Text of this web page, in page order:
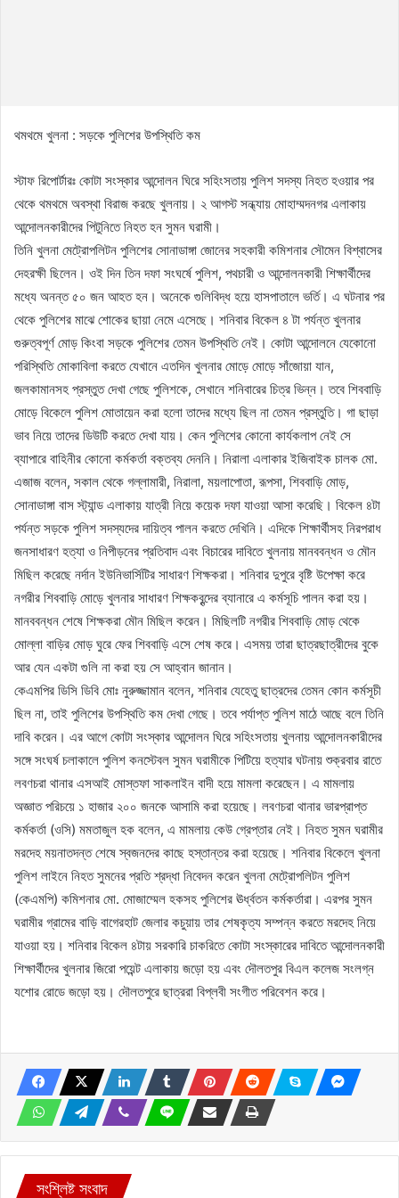
থমথমে খুলনা : সড়কে পুলিশের উপস্থিতি কম
স্টাফ রিপোর্টারঃ কোটা সংস্কার আন্দোলন ঘিরে সহিংসতায় পুলিশ সদস্য নিহত হওয়ার পর
থেকে থমথমে অবস্থা বিরাজ করছে খুলনায়। ২ আগস্ট সন্ধ্যায় মোহাম্মদনগর এলাকায়
আন্দোলনকারীদের পিটুনিতে নিহত হন সুমন ঘরামী।
তিনি খুলনা মেট্রোপলিটন পুলিশের সোনাডাঙ্গা জোনের সহকারী কমিশনার সৌমেন বিশ্বাসের
দেহরক্ষী ছিলেন। ওই দিন তিন দফা সংঘর্ষে পুলিশ, পথচারী ও আন্দোলনকারী শিক্ষার্থীদের
মধ্যে অনন্ত ৫০ জন আহত হন। অনেকে গুলিবিদ্ধ হয়ে হাসপাতালে ভর্তি। এ ঘটনার পর
থেকে পুলিশের মাঝে শোকের ছায়া নেমে এসেছে। শনিবার বিকেল ৪ টা পর্যন্ত খুলনার
গুরুত্বপূর্ণ মোড় কিংবা সড়কে পুলিশের তেমন উপস্থিতি নেই। কোটা আন্দোলনে যেকোনো
পরিস্থিতি মোকাবিলা করতে যেখানে এতদিন খুলনার মোড়ে মোড়ে সাঁজোয়া যান,
জলকামানসহ প্রস্তুত দেখা গেছে পুলিশকে, সেখানে শনিবারের চিত্র ভিন্ন। তবে শিববাড়ি
মোড়ে বিকেলে পুলিশ মোতায়েন করা হলো তাদের মধ্যে ছিল না তেমন প্রস্তুতি। গা ছাড়া
ভাব নিয়ে তাদের ডিউটি করতে দেখা যায়। কেন পুলিশের কোনো কার্যকলাপ নেই সে
ব্যাপারে বাহিনীর কোনো কর্মকর্তা বক্তব্য দেননি। নিরালা এলাকার ইজিবাইক চালক মো.
এজাজ বলেন, সকাল থেকে গল্লামারী, নিরালা, ময়লাপোতা, রূপসা, শিববাড়ি মোড়,
সোনাডাঙ্গা বাস স্ট্যান্ড এলাকায় যাত্রী নিয়ে কয়েক দফা যাওয়া আসা করেছি। বিকেল ৪টা
পর্যন্ত সড়কে পুলিশ সদস্যদের দায়িত্ব পালন করতে দেখিনি। এদিকে শিক্ষার্থীসহ নিরপরাধ
জনসাধারণ হত্যা ও নিপীড়নের প্রতিবাদ এবং বিচারের দাবিতে খুলনায় মানববন্ধন ও মৌন
মিছিল করেছে নর্দান ইউনিভার্সিটির সাধারণ শিক্ষকরা। শনিবার দুপুরে বৃষ্টি উপেক্ষা করে
নগরীর শিববাড়ি মোড়ে খুলনার সাধারণ শিক্ষকবৃন্দের ব্যানারে এ কর্মসূচি পালন করা হয়।
মানববন্ধন শেষে শিক্ষকরা মৌন মিছিল করেন। মিছিলটি নগরীর শিববাড়ি মোড় থেকে
মোল্লা বাড়ির মোড় ঘুরে ফের শিববাড়ি এসে শেষ করে। এসময় তারা ছাত্রছাত্রীদের বুকে
আর যেন একটা গুলি না করা হয় সে আহ্বান জানান।
কেএমপির ডিসি ডিবি মোঃ নুরুজ্জামান বলেন, শনিবার যেহেতু ছাত্রদের তেমন কোন কর্মসূচী
ছিল না, তাই পুলিশের উপস্থিতি কম দেখা গেছে। তবে পর্যাপ্ত পুলিশ মাঠে আছে বলে তিনি
দাবি করেন। এর আগে কোটা সংস্কার আন্দোলন ঘিরে সহিংসতায় খুলনায় আন্দোলনকারীদের
সঙ্গে সংঘর্ষ চলাকালে পুলিশ কনস্টেবল সুমন ঘরামীকে পিটিয়ে হত্যার ঘটনায় শুক্রবার রাতে
লবণচরা থানার এসআই মোস্তফা সাকলাইন বাদী হয়ে মামলা করেছেন। এ মামলায়
অজ্ঞাত পরিচয়ে ১ হাজার ২০০ জনকে আসামি করা হয়েছে। লবণচরা থানার ভারপ্রাপ্ত
কর্মকর্তা (ওসি) মমতাজুল হক বলেন, এ মামলায় কেউ গ্রেপ্তার নেই। নিহত সুমন ঘরামীর
মরদেহ ময়নাতদন্ত শেষে স্বজনদের কাছে হস্তান্তর করা হয়েছে। শনিবার বিকেলে খুলনা
পুলিশ লাইনে নিহত সুমনের প্রতি শ্রদ্ধা নিবেদন করেন খুলনা মেট্রোপলিটন পুলিশ
(কেএমপি) কমিশনার মো. মোজাম্মেল হকসহ পুলিশের ঊর্ধ্বতন কর্মকর্তারা। এরপর সুমন
ঘরামীর গ্রামের বাড়ি বাগেরহাট জেলার কচুয়ায় তার শেষকৃত্য সম্পন্ন করতে মরদেহ নিয়ে
যাওয়া হয়। শনিবার বিকেল ৪টায় সরকারি চাকরিতে কোটা সংস্কারের দাবিতে আন্দোলনকারী
শিক্ষার্থীদের খুলনার জিরো পয়েন্ট এলাকায় জড়ো হয় এবং দৌলতপুর বিএল কলেজ সংলগ্ন
যশোর রোডে জড়ো হয়। দৌলতপুরে ছাত্ররা বিপ্লবী সংগীত পরিবেশন করে।
সংশ্লিষ্ট সংবাদ